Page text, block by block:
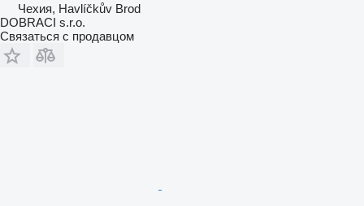
Чехия, Havlíčkův Brod
DOBRACI s.r.o.
Связаться с продавцом